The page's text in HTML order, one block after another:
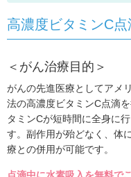
高濃度ビタミンC
＜がん治療目的＞
がんの先進医療としてアメ
法の高濃度ビタミンC点滴
タミンCが短時間に全身に
す。副作用が殆どなく、体
療との併用が可能です。